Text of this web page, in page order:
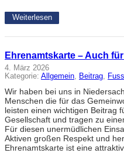
Weiterlesen
Ehrenamtskarte – Auch
4. März 2026
Kategorie: Allgemein, Beitrag,
Wir haben bei uns in
Menschen die für das
leisten einen wichtigen Beitrag
Gesellschaft und tragen zu
Für diesen unermüdlichen
Aktiven großen Respekt und
Ehrenamtskarte ist eine